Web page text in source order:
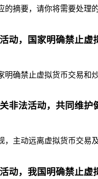
摘要，请你将需要处
动，国家明确禁止
确禁止虚拟货币交易
非法活动，共同维
主动远离虚拟货币交
动，我国明确禁止